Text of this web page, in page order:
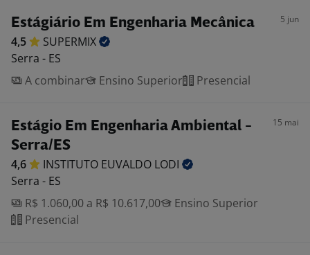
Estágiário Em Engenharia Mecânica 5 jun
4,5
SUPERMIX
Serra - ES
A combinar
Ensino Superior Presencial
Estágio Em Engenharia Ambiental -
Serra/ES
15 mai
4,6 INSTITUTO EUVALDO LODI
Serra - ES
R$ 1.060,00 a R$ 10.617,00
Ensino Superior
Presencial